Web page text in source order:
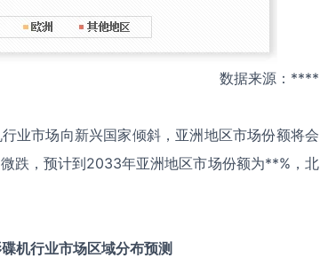
数据来源：****
业市场向新兴国家倾斜，亚洲地区市场份额将会
跌，预计到2033年亚洲地区市场份额为**%，北
机行业市场区域分布预测